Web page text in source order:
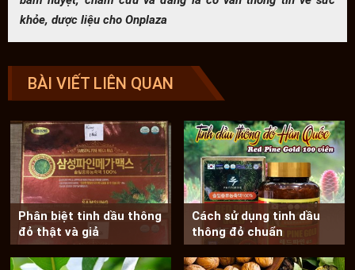
khỏe, dược liệu cho Onplaza
BÀI VIẾT LIÊN QUAN
Phân biệt tinh dầu thông
đỏ thật và giả
Cách sử dụng tinh dầu
thông đỏ chuẩn